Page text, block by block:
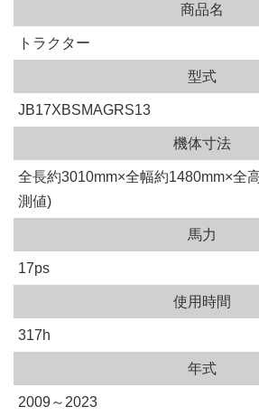
商品名
トラクター
型式
JB17XBSMAGRS13
機体寸法
全長約3010mm×全幅約1480mm×全
測値)
馬力
17ps
使用時間
317h
年式
2009～2023